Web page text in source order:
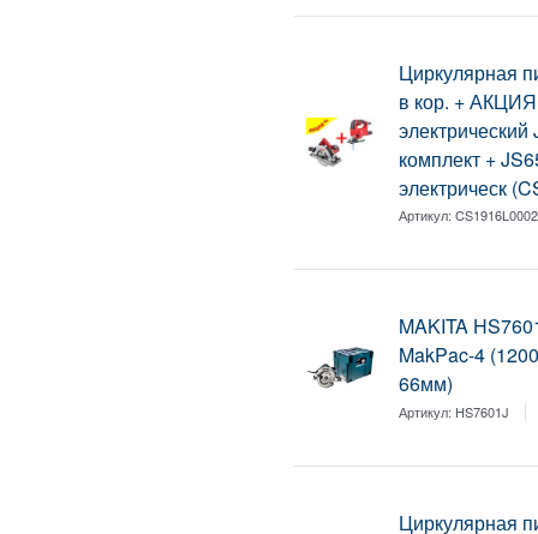
Циркулярная
в кор. +
комплект +
электрическ
Артикул:
MAKITA
MakPac-4
66мм)
Артикул: HS7601J
Циркулярная